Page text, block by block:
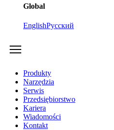
Global
EnglishРусский
Produkty
Narzędzia
Serwis
Przedsiębiorstwo
Kariera
Wiadomości
Kontakt